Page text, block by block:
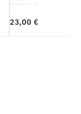
23,00 €